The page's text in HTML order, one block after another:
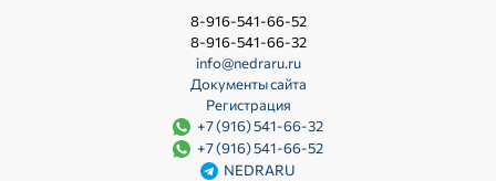
8-916-541-66-52
8-916-541-66-32
info@nedraru.ru
Документы сайта
Регистрация
+7 (916) 541-66-32
+7 (916) 541-66-52
NEDRARU